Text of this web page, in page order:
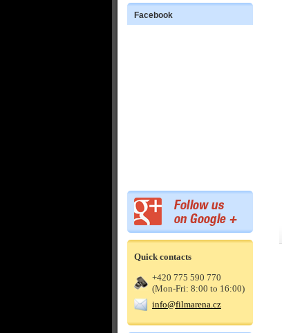
Facebook
Quick contacts
+420 775 590 770
(Mon-Fri: 8:00 to 16:00)
info@filmarena.cz